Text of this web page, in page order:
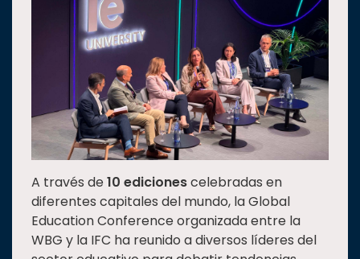
A través de10 edicionescelebradas en
diferentes capitales del mundo, la Global
Education Conference organizada entre la
WBG y la IFC ha reunido a diversos líderes del